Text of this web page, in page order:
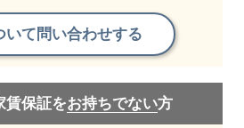
いて問い合わせする
賃保証をお持ちでない方